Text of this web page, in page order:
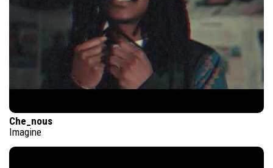
Che_nous
Imagine